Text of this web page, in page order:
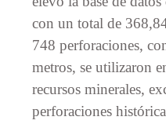
con un total de
748 perforaciones,
metros, se utilizaron
recursos minerales,
perforaciones